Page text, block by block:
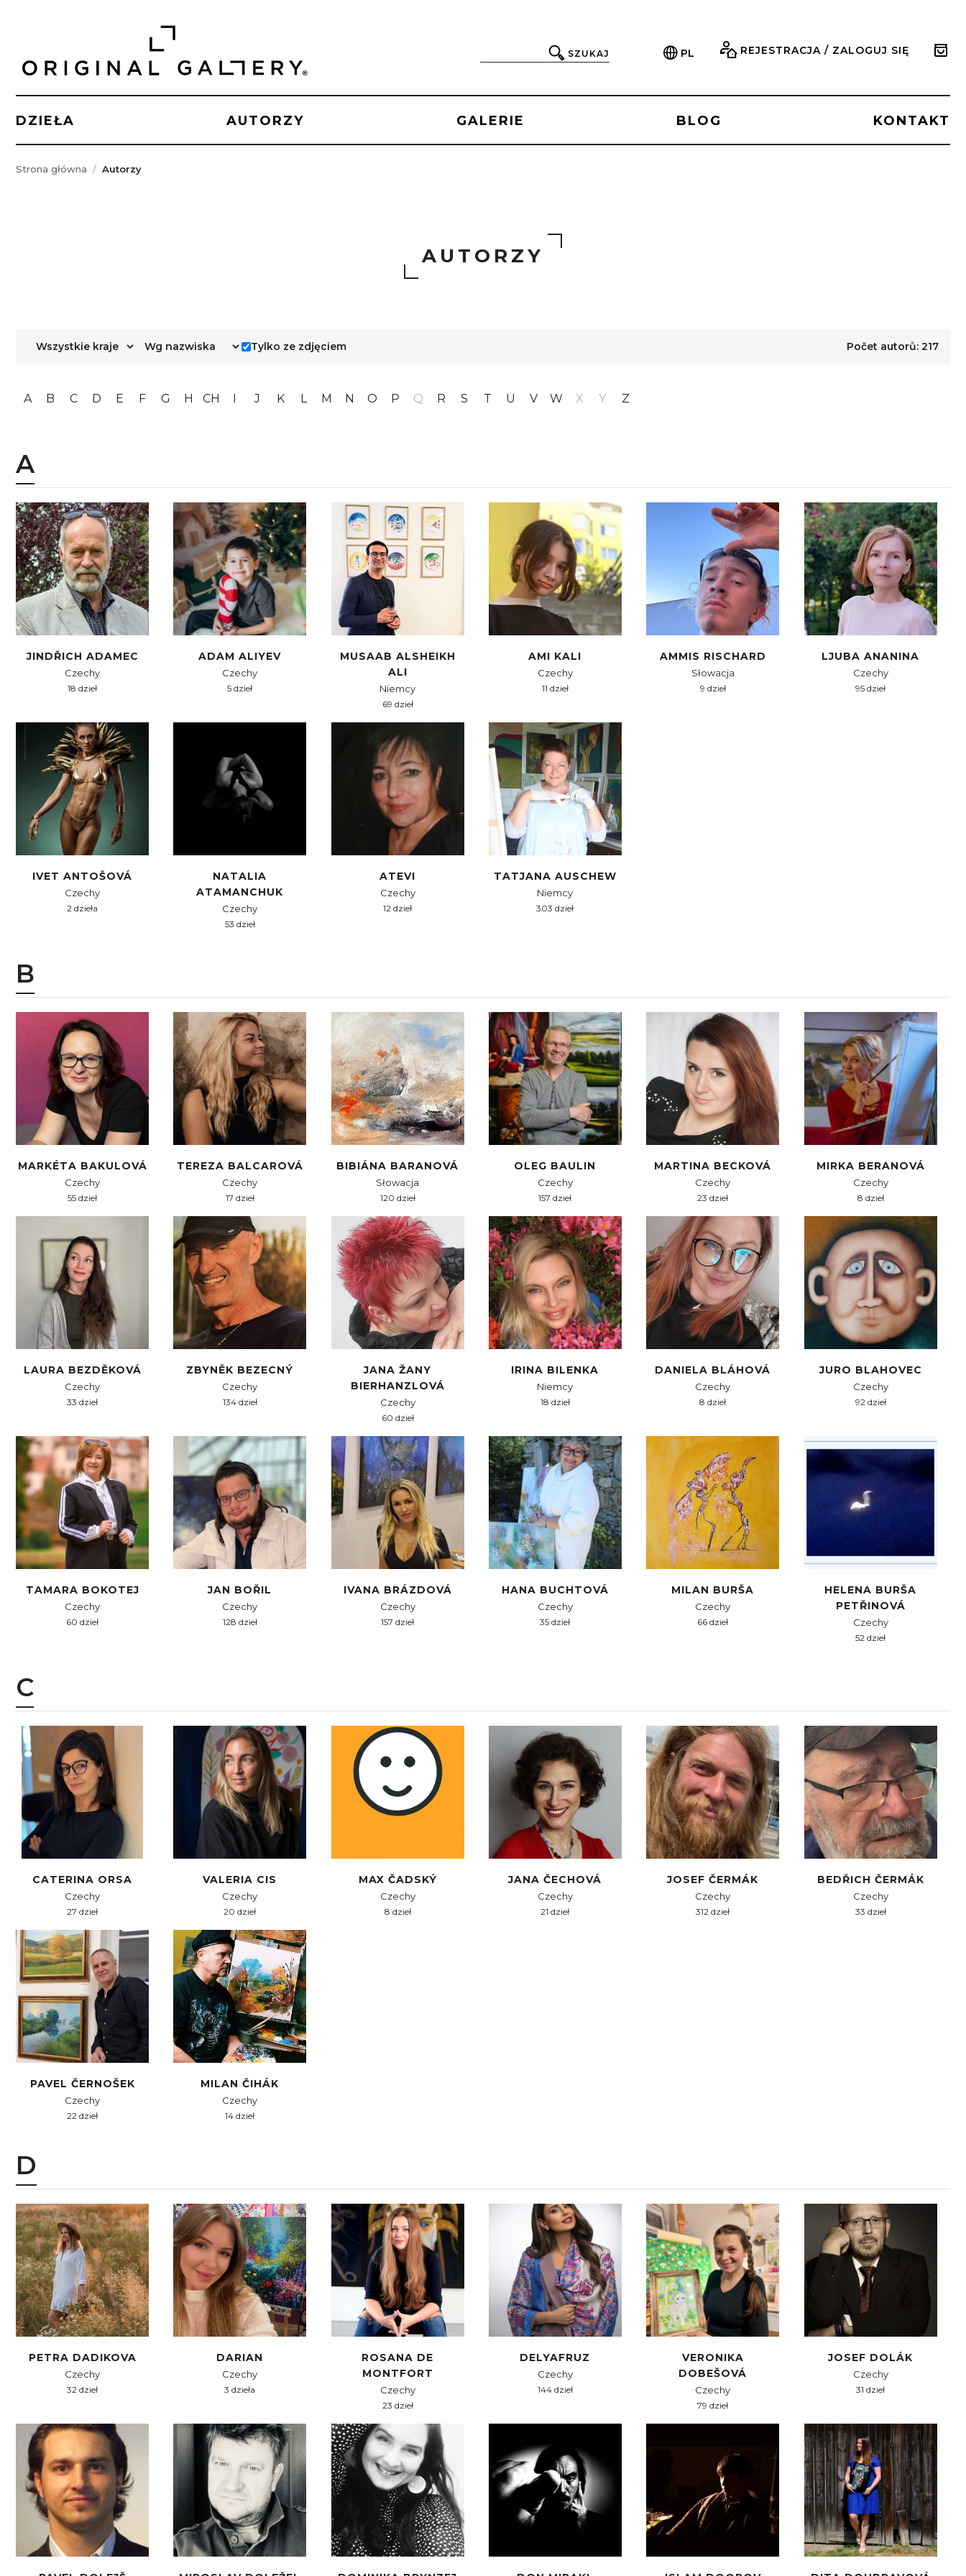
SZUKAJ PL REJESTRACJA / ZALOGUJ SIĘ
DZIEŁA AUTORZY GALERIE BLOG KONTAKT
Strona główna Autorzy
AUTORZY
Tylko ze zdjęciem Počet autorů: 217
A B C D E F G H CH I J K L M N O P Q R S T U V W X Y Z
A
JINDŘICH ADAMEC
Czechy
18 dzieł
ADAM ALIYEV
Czechy
5 dzieł
MUSAAB ALSHEIKH
ALI
Niemcy
69 dzieł
AMI KALI
Czechy
11 dzieł
AMMIS RISCHARD
Słowacja
9 dzieł
LJUBA ANANINA
Czechy
95 dzieł
IVET ANTOŠOVÁ
Czechy
2 dzieła
NATALIA
ATAMANCHUK
Czechy
53 dzieł
ATEVI
Czechy
12 dzieł
TATJANA AUSCHEW
Niemcy
303 dzieł
B
MARKÉTA BAKULOVÁ
Czechy
55 dzieł
TEREZA BALCAROVÁ
Czechy
17 dzieł
BIBIÁNA BARANOVÁ
Słowacja
120 dzieł
OLEG BAULIN
Czechy
157 dzieł
MARTINA BECKOVÁ
Czechy
23 dzieł
MIRKA BERANOVÁ
Czechy
8 dzieł
LAURA BEZDĚKOVÁ
Czechy
33 dzieł
ZBYNĚK BEZECNÝ
Czechy
134 dzieł
JANA ŽANY
BIERHANZLOVÁ
Czechy
60 dzieł
IRINA BILENKA
Niemcy
18 dzieł
DANIELA BLÁHOVÁ
Czechy
8 dzieł
JURO BLAHOVEC
Czechy
92 dzieł
TAMARA BOKOTEJ
Czechy
60 dzieł
JAN BOŘIL
Czechy
128 dzieł
IVANA BRÁZDOVÁ
Czechy
157 dzieł
HANA BUCHTOVÁ
Czechy
35 dzieł
MILAN BURŠA
Czechy
66 dzieł
HELENA BURŠA
PETŘINOVÁ
Czechy
52 dzieł
C
CATERINA ORSA
Czechy
27 dzieł
VALERIA CIS
Czechy
20 dzieł
MAX ČADSKÝ
Czechy
8 dzieł
JANA ČECHOVÁ
Czechy
21 dzieł
JOSEF ČERMÁK
Czechy
312 dzieł
BEDŘICH ČERMÁK
Czechy
33 dzieł
PAVEL ČERNOŠEK
Czechy
22 dzieł
MILAN ČIHÁK
Czechy
14 dzieł
D
PETRA DADIKOVA
Czechy
32 dzieł
DARIAN
Czechy
3 dzieła
ROSANA DE
MONTFORT
Czechy
23 dzieł
DELYAFRUZ
Czechy
144 dzieł
VERONIKA
DOBEŠOVÁ
Czechy
79 dzieł
JOSEF DOLÁK
Czechy
31 dzieł